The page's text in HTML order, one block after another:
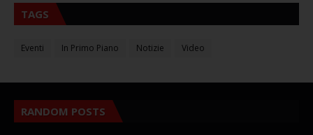
TAGS
Eventi In Primo Piano Notizie Video
RANDOM POSTS